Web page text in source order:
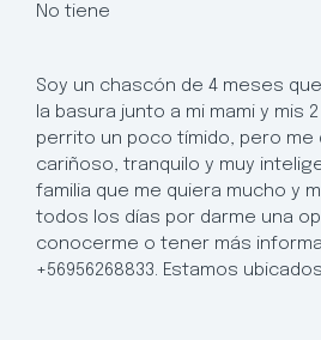
No tiene
Soy un chascón de 4 meses
la basura junto a mi mami y mis
perrito un poco tímido, pero
cariñoso, tranquilo y muy
familia que me quiera mucho y
todos los días por darme una
conocerme o tener más
+56956268833. Estamos